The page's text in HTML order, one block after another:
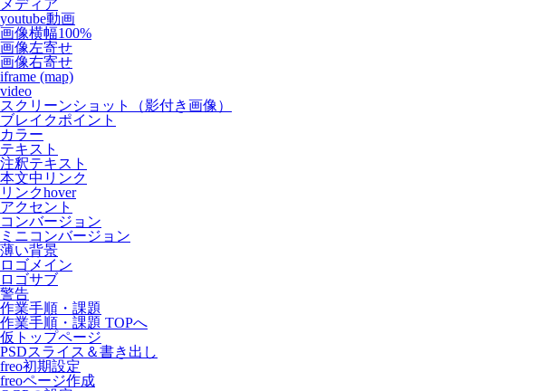
メディア
youtube動画
画像横幅100%
画像左寄せ
画像右寄せ
iframe (map)
video
スクリーンショット（影付き画像）
ブレイクポイント
カラー
テキスト
注釈テキスト
本文中リンク
リンクhover
アクセント
コンバージョン
ミニコンバージョン
薄い背景
ロゴメイン
ロゴサブ
警告
作業手順・課題
作業手順・課題 TOPへ
仮トップページ
PSDスライス＆書き出し
freo初期設定
freoページ作成